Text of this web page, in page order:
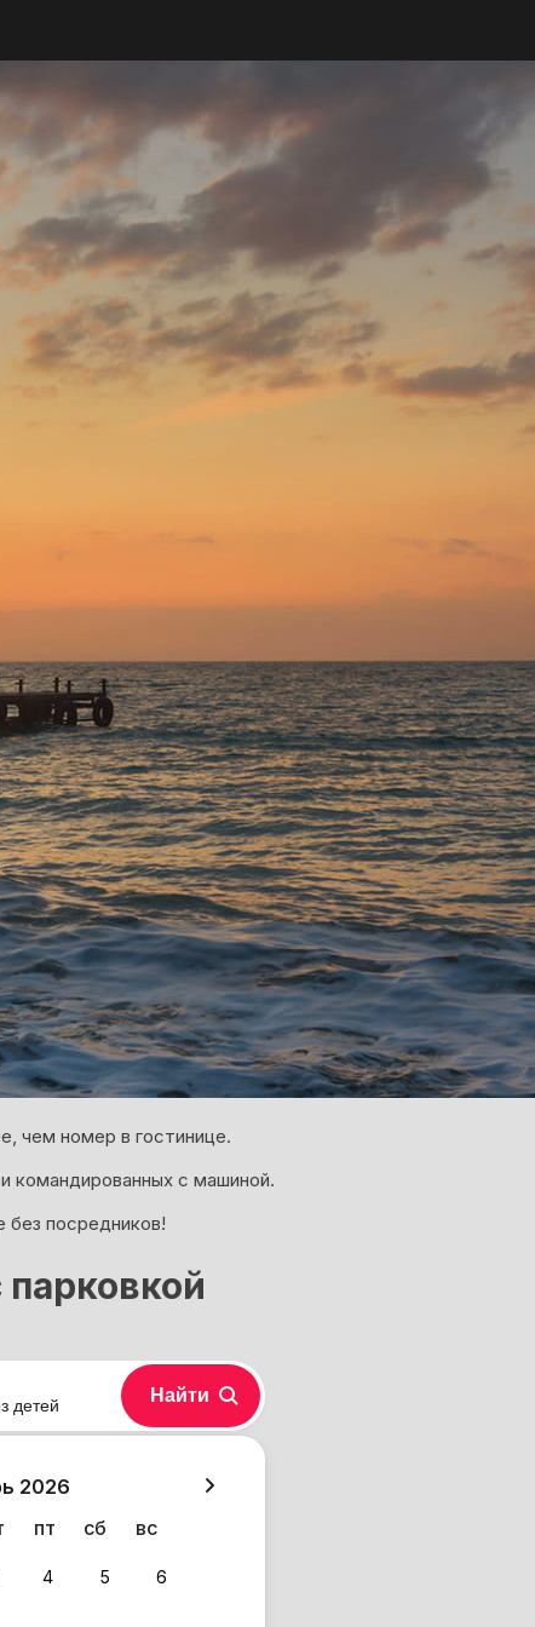
чем номер в гостинице.
командированных с машиной.
без посредников!
2026
пт сб вс
4 5 6
детей Найти